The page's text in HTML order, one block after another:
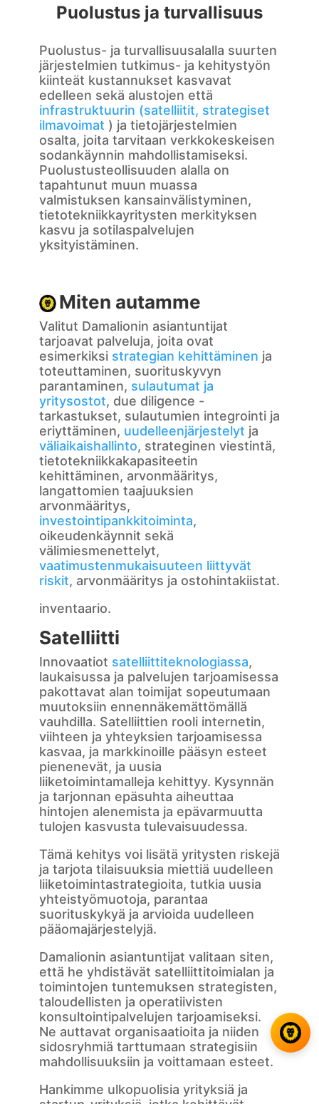
Puolustus ja turvallisuus
Puolustus- ja turvallisuusalalla suurten
järjestelmien tutkimus- ja kehitystyön
kiinteät kustannukset kasvavat
edelleen sekä alustojen että
infrastruktuurin (satelliitit, strategiset
ilmavoimat ) ja tietojärjestelmien
osalta, joita tarvitaan verkkokeskeisen
sodankäynnin mahdollistamiseksi.
Puolustusteollisuuden alalla on
tapahtunut muun muassa
valmistuksen kansainvälistyminen,
tietotekniikkayritysten merkityksen
kasvu ja sotilaspalvelujen
yksityistäminen.
Miten autamme
Valitut Damalionin asiantuntijat
tarjoavat palveluja, joita ovat
esimerkiksi strategian kehittäminen ja
toteuttaminen, suorituskyvyn
parantaminen, sulautumat ja
yritysostot, due diligence -
tarkastukset, sulautumien integrointi ja
eriyttäminen, uudelleenjärjestelyt ja
väliaikaishallinto, strateginen viestintä,
tietotekniikkakapasiteetin
kehittäminen, arvonmääritys,
langattomien taajuuksien
arvonmääritys,
investointipankkitoiminta,
oikeudenkäynnit sekä
välimiesmenettelyt,
vaatimustenmukaisuuteen liittyvät
riskit, arvonmääritys ja ostohintakiistat.
inventaario.
Satelliitti
Innovaatiot satelliittiteknologiassa,
laukaisussa ja palvelujen tarjoamisessa
pakottavat alan toimijat sopeutumaan
muutoksiin ennennäkemättömällä
vauhdilla. Satelliittien rooli internetin,
viihteen ja yhteyksien tarjoamisessa
kasvaa, ja markkinoille pääsyn esteet
pienenevät, ja uusia
liiketoimintamalleja kehittyy. Kysynnän
ja tarjonnan epäsuhta aiheuttaa
hintojen alenemista ja epävarmuutta
tulojen kasvusta tulevaisuudessa.
Tämä kehitys voi lisätä yritysten riskejä
ja tarjota tilaisuuksia miettiä uudelleen
liiketoimintastrategioita, tutkia uusia
yhteistyömuotoja, parantaa
suorituskykyä ja arvioida uudelleen
pääomajärjestelyjä.
Damalionin asiantuntijat valitaan siten,
että he yhdistävät satelliittitoimialan ja
toimintojen tuntemuksen strategisten,
taloudellisten ja operatiivisten
konsultointipalvelujen tarjoamiseksi.
Ne auttavat organisaatioita ja niiden
sidosryhmiä tarttumaan strategisiin
mahdollisuuksiin ja voittamaan esteet.
Hankimme ulkopuolisia yrityksiä ja